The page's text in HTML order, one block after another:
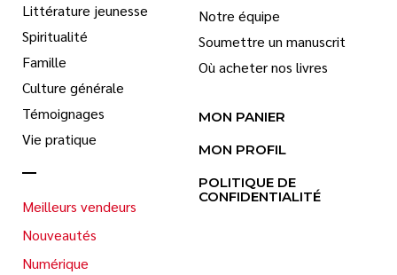
Littérature jeunesse
Spiritualité
Famille
Culture générale
Témoignages
Vie pratique
Meilleurs vendeurs
Nouveautés
Numérique
Notre équipe
Soumettre un manuscrit
Où acheter nos livres
MON PANIER
MON PROFIL
POLITIQUE DE
CONFIDENTIALITÉ